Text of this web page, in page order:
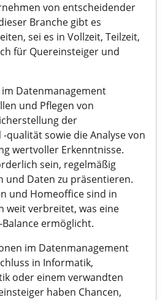
von entscheidender
Branche gibt es
sei es in Vollzeit, Teilzeit,
für Quereinsteiger und
Datenmanagement
und Pflegen von
der
qualität sowie die Analyse von
wertvoller Erkenntnisse.
sein, regelmäßig
und Daten zu präsentieren.
und Homeoffice sind in
weit verbreitet, was eine
ermöglicht.
im Datenmanagement
in Informatik,
oder einem verwandten
haben Chancen,